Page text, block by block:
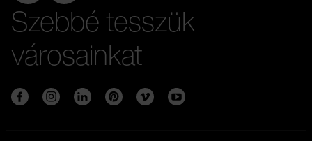
Szebbé tesszük
városainkat